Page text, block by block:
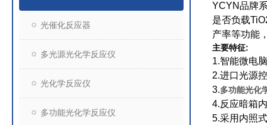
光催化反应器
多光源光化学反应仪
光化学反应仪
多功能光化学反应仪
YCYN品牌
是否负载
产率等功能
主要特征:
1.智能微电
2.进口光源
3.多功能光化
4.反应暗箱
5.采用内照